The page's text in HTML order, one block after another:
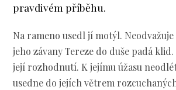
pravdivém příběhu.
Na rameno usedl jí motýl.
jeho závany Tereze do duše padá
její rozhodnutí. K jejímu úžasu
usedne do jejích větrem